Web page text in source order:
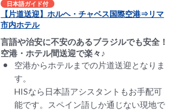
日本語ガイド付
【片道送迎】ホルヘ・チャベス国際空港⇒リマ
市内ホテル
言語や治安に不安のあるブラジルでも安全！
空港・ホテル間送迎で楽々♪
空港からホテルまでの片道送迎となりま
す。
HISなら日本語アシスタントもお手配可
能です。スペイン語しか通じない現地で